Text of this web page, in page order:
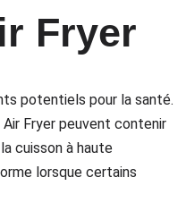
Fryer
potentiels pour la santé.
Fryer peuvent contenir
cuisson à haute
lorsque certains